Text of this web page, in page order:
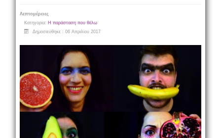
Λεπτομέρειες
Κατηγορία: Η παράσταση που θέλω
Δημοσιεύθηκε : 06 Απριλίου 2017